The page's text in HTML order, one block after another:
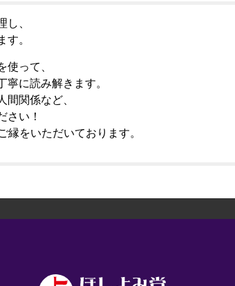
し、
す。
使って、
寧に読み解きます。
間関係など、
さい！
をいただいております。